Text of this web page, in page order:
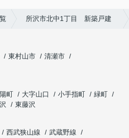
所沢市北中1丁目 新築戸建
東村山市
清瀬市
町 大字山口 小手指町
緑町
東藤沢
西武狭山線
武蔵野線